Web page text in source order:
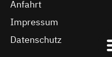
Anfahrt
Impressum
Datenschutz